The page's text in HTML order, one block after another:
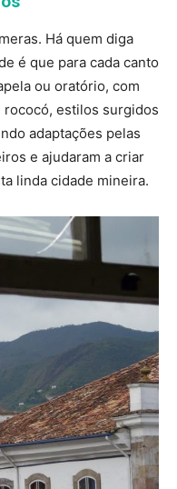
Há quem diga
é que para cada canto
ou oratório, com
rococó, estilos surgidos
adaptações pelas
e ajudaram a criar
linda cidade mineira.